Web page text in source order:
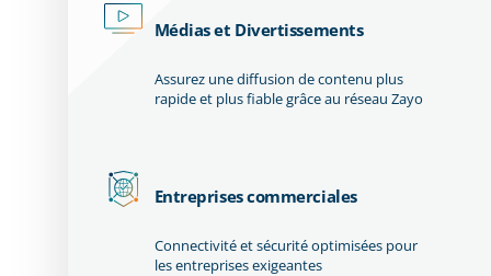
Médias et Divertissements
Assurez une diffusion de contenu plus
rapide et plus fiable grâce au réseau Zayo
Entreprises commerciales
Connectivité et sécurité optimisées pour
les entreprises exigeantes